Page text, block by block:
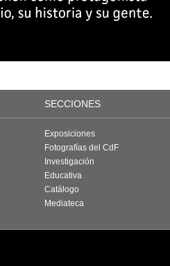
SECCIONES
Exposiciones
Fotografías del CdF
Investigación
Educativa
Catálogo
Mediateca